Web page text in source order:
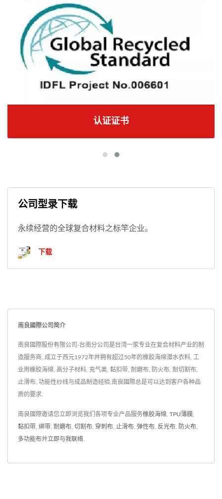
认证证书
公司型录下载
永续经营的全球复合材料之标竿企业。
下载
南良國際公司简介
南良國際股份有限公司-台南分公司是台湾一家专业在复合材料产业的制
造服务商. 成立于西元1972年并拥有超过50年的橡胶海绵潜水衣料, 工
业用橡胶海绵, 高分子材料, 充气类, 黏扣带, 耐磨布, 防火布, 耐切割布,
止滑布, 功能性纱线与成品制造经验,南良國際总是可以达到客户各种品
质的要求.
南良國際邀请您立即浏览我们各项专业产品服务橡胶海绵 TPU薄膜
黏扣带 绑带 耐磨布 切割布 穿刺布 止滑布 弹性布 反光布 防火布
多功能布并 立即与我联络